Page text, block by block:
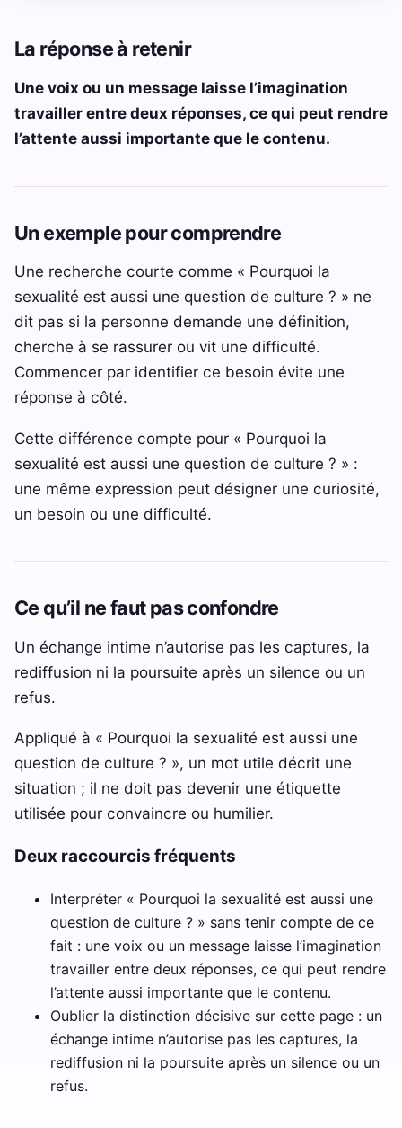
La réponse à retenir
Une voix ou un message laisse l’imagination
travailler entre deux réponses, ce qui peut rendre
l’attente aussi importante que le contenu.
Un exemple pour comprendre
Une recherche courte comme « Pourquoi la
sexualité est aussi une question de culture ? » ne
dit pas si la personne demande une définition,
cherche à se rassurer ou vit une difficulté.
Commencer par identifier ce besoin évite une
réponse à côté.
Cette différence compte pour « Pourquoi la
sexualité est aussi une question de culture ? » :
une même expression peut désigner une curiosité,
un besoin ou une difficulté.
Ce qu’il ne faut pas confondre
Un échange intime n’autorise pas les captures, la
rediffusion ni la poursuite après un silence ou un
refus.
Appliqué à « Pourquoi la sexualité est aussi une
question de culture ? », un mot utile décrit une
situation ; il ne doit pas devenir une étiquette
utilisée pour convaincre ou humilier.
Deux raccourcis fréquents
Interpréter « Pourquoi la sexualité est aussi une
question de culture ? » sans tenir compte de ce
fait : une voix ou un message laisse l’imagination
travailler entre deux réponses, ce qui peut rendre
l’attente aussi importante que le contenu.
Oublier la distinction décisive sur cette page : un
échange intime n’autorise pas les captures, la
rediffusion ni la poursuite après un silence ou un
refus.